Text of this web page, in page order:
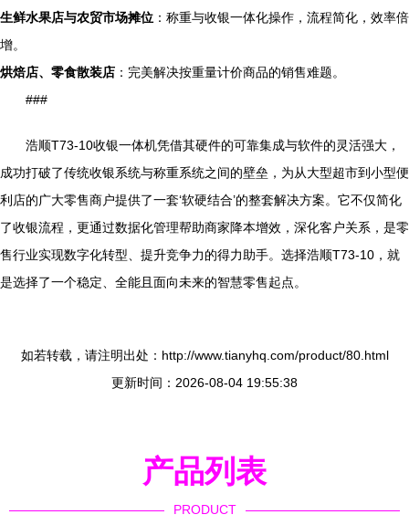
生鲜水果店与农贸市场摊位 ：称重与收银一体化操作，流程简化，效率倍
增。
烘焙店、零食散装店 ：完美解决按重量计价商品的销售难题。
###
浩顺T73-10收银一体机凭借其硬件的可靠集成与软件的灵活强大，
成功打破了传统收银系统与称重系统之间的壁垒，为从大型超市到小型便
利店的广大零售商户提供了一套‘软硬结合’的整套解决方案。它不仅简化
了收银流程，更通过数据化管理帮助商家降本增效，深化客户关系，是零
售行业实现数字化转型、提升竞争力的得力助手。选择浩顺T73-10，就
是选择了一个稳定、全能且面向未来的智慧零售起点。
如若转载，请注明出处：http://www.tianyhq.com/product/80.html
更新时间：2026-08-04 19:55:38
产品列表
PRODUCT